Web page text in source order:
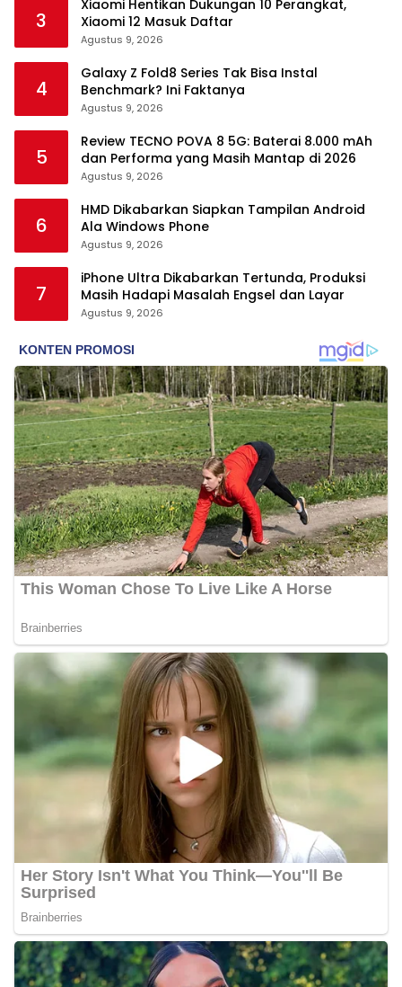
3
Xiaomi Hentikan Dukungan 10 Perangkat,
Xiaomi 12 Masuk Daftar
Agustus 9, 2026
4
Galaxy Z Fold8 Series Tak Bisa Instal
Benchmark? Ini Faktanya
Agustus 9, 2026
5
Review TECNO POVA 8 5G: Baterai 8.000 mAh
dan Performa yang Masih Mantap di 2026
Agustus 9, 2026
6
HMD Dikabarkan Siapkan Tampilan Android
Ala Windows Phone
Agustus 9, 2026
7
iPhone Ultra Dikabarkan Tertunda, Produksi
Masih Hadapi Masalah Engsel dan Layar
Agustus 9, 2026